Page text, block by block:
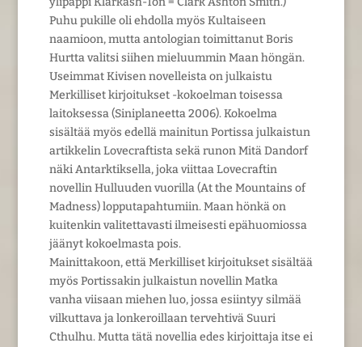
Puhu pukille oli ehdolla myös Kultaiseen
naamioon, mutta antologian toimittanut Boris
Hurtta valitsi siihen mieluummin Maan höngän.
Useimmat Kivisen novelleista on julkaistu
Merkilliset kirjoitukset -kokoelman toisessa
laitoksessa (Siniplaneetta 2006). Kokoelma
sisältää myös edellä mainitun Portissa julkaistun
artikkelin Lovecraftista sekä runon Mitä Dandorf
näki Antarktiksella, joka viittaa Lovecraftin
novellin Hulluuden vuorilla (At the Mountains of
Madness) lopputapahtumiin. Maan hönkä on
kuitenkin valitettavasti ilmeisesti epähuomiossa
jäänyt kokoelmasta pois.
Mainittakoon, että Merkilliset kirjoitukset sisältää
myös Portissakin julkaistun novellin Matka
vanha viisaan miehen luo, jossa esiintyy silmää
vilkuttava ja lonkeroillaan tervehtivä Suuri
Cthulhu. Mutta tätä novellia edes kirjoittaja itse ei